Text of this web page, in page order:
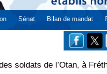
Sénat Bilan de mandat
soldats de l’Otan, à